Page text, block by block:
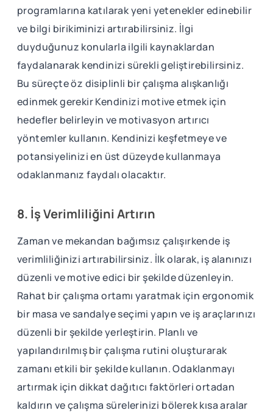
programlarına katılarak yeni yetenekler edinebilir
ve bilgi birikiminizi artırabilirsiniz. İlgi
duyduğunuz konularla ilgili kaynaklardan
faydalanarak kendinizi sürekli geliştirebilirsiniz.
Bu süreçte öz disiplinli bir çalışma alışkanlığı
edinmek gerekir Kendinizi motive etmek için
hedefler belirleyin ve motivasyon artırıcı
yöntemler kullanın. Kendinizi keşfetmeye ve
potansiyelinizi en üst düzeyde kullanmaya
odaklanmanız faydalı olacaktır.
8. İş Verimliliğini Artırın
Zaman ve mekandan bağımsız çalışırkende iş
verimliliğinizi artırabilirsiniz. İlk olarak, iş alanınızı
düzenli ve motive edici bir şekilde düzenleyin.
Rahat bir çalışma ortamı yaratmak için ergonomik
bir masa ve sandalye seçimi yapın ve iş araçlarınızı
düzenli bir şekilde yerleştirin. Planlı ve
yapılandırılmış bir çalışma rutini oluşturarak
zamanı etkili bir şekilde kullanın. Odaklanmayı
artırmak için dikkat dağıtıcı faktörleri ortadan
kaldırın ve çalışma sürelerinizi bölerek kısa aralar